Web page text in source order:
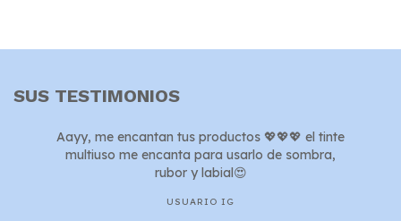
SUS TESTIMONIOS
Aayy, me encantan tus productos 💖💖💖 el tinte
multiuso me encanta para usarlo de sombra,
rubor y labial😍
USUARIO IG